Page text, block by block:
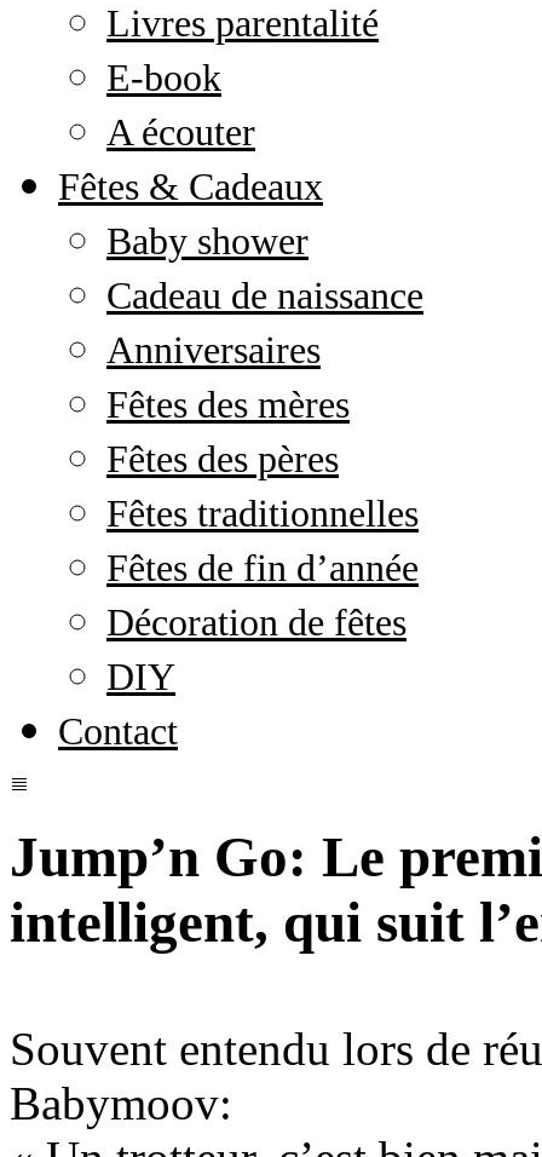
Livres parentalité
E-book
A écouter
Fêtes & Cadeaux
Baby shower
Cadeau de naissance
Anniversaires
Fêtes des mères
Fêtes des pères
Fêtes traditionnelles
Fêtes de fin d’année
Décoration de fêtes
DIY
Contact
Jump’n Go: Le
intelligent, qui suit
Souvent entendu lors de
Babymoov: